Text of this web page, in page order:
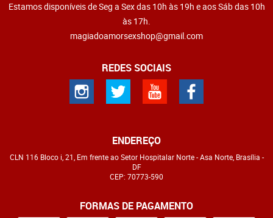
Estamos disponíveis de Seg a Sex das 10h às 19h e aos Sáb das 10h
às 17h.
magiadoamorsexshop@gmail.com
REDES SOCIAIS
ENDEREÇO
CLN 116 Bloco i, 21, Em frente ao Setor Hospitalar Norte-Asa Norte, Brasília -
DF
CEP: 70773-590
FORMAS DE PAGAMENTO